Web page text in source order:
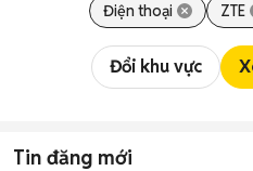
Điện thoại ZTE
Đổi khu vực
Tin đăng mới